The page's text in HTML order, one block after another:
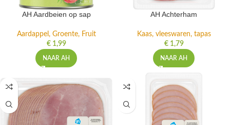
AH Aardbeien op sap
Aardappel, Groente, Fruit
€1,99
NAAR AH
AH Achterham
Kaas, vleeswaren, tapas
€1,79
NAAR AH